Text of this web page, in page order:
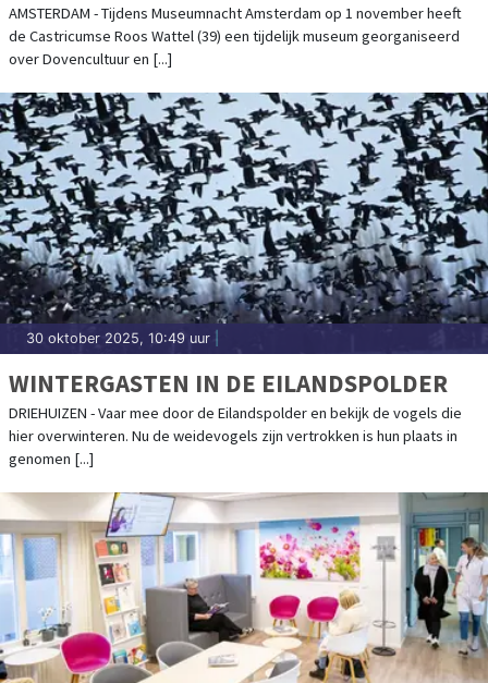
AMSTERDAM - Tijdens Museumnacht Amsterdam op 1 november heeft
de Castricumse Roos Wattel (39) een tijdelijk museum georganiseerd
over Dovencultuur en [...]
30 oktober 2025, 10:49 uur
WINTERGASTEN IN DE EILANDSPOLDER
DRIEHUIZEN - Vaar mee door de Eilandspolder en bekijk de vogels die
hier overwinteren. Nu de weidevogels zijn vertrokken is hun plaats in
genomen [...]